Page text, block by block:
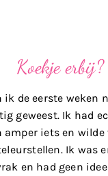
Koekje erbij?
de eerste weken
geweest. Ik had
amper iets en
Ik was
en had geen